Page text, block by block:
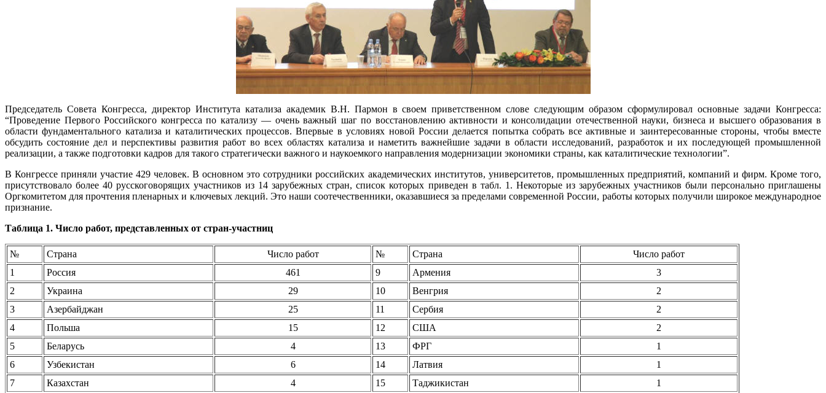
Председатель Совета Конгресса, директор Института катализа академик В.Н. Пармон в своем приветственном слове следующим образом сформулировал основные задачи Конгресса:
“Проведение Первого Российского конгресса по катализу — очень важный шаг по восстановлению активности и консолидации отечественной науки, бизнеса и высшего образования в
области фундаментального катализа и каталитических процессов. Впервые в условиях новой России делается попытка собрать все активные и заинтересованные стороны, чтобы вместе
обсудить состояние дел и перспективы развития работ во всех областях катализа и наметить важнейшие задачи в области исследований, разработок и их последующей промышленной
реализации, а также подготовки кадров для такого стратегически важного и наукоемкого направления модернизации экономики страны, как каталитические технологии”.
В Конгрессе приняли участие 429 человек. В основном это сотрудники российских академических институтов, университетов, промышленных предприятий, компаний и фирм. Кроме того,
присутствовало более 40 русскоговорящих участников из 14 зарубежных стран, список которых приведен в табл. 1. Некоторые из зарубежных участников были персонально приглашены
Оргкомитетом для прочтения пленарных и ключевых лекций. Это наши соотечественники, оказавшиеся за пределами современной России, работы которых получили широкое международное
признание.
Таблица 1. Число работ, представленных от стран-участниц
№ Страна Число работ № Страна
Число работ
1
Россия 461 9 Армения
3
2
Украина 29 10 Венгрия
2
3
Азербайджан 25 11 Сербия
2
4
Польша 15 12 США
2
5
Беларусь 4 13 ФРГ
1
6
Узбекистан 6 14 Латвия
1
7
Казахстан 4 15 Таджикистан 1